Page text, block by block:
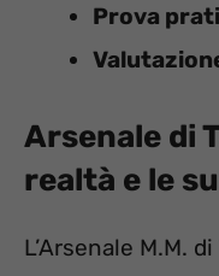
Prova
Arsenale di
realtà e le
L’Arsenale M.M.